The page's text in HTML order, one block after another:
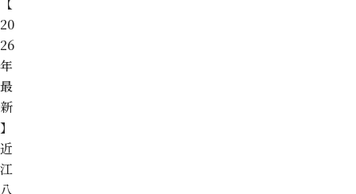
20
26
年
最
新
】
近
江
八